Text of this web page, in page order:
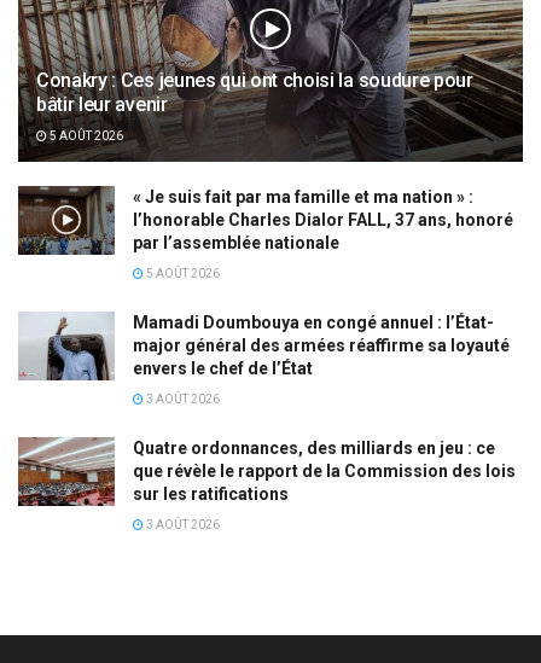
Conakry : Ces jeunes qui ont choisi la soudure pour
bâtir leur avenir
5 AOÛT 2026
« Je suis fait par ma famille et ma nation » :
l’honorable Charles Dialor FALL, 37 ans, honoré
par l’assemblée nationale
5 AOÛT 2026
Mamadi Doumbouya en congé annuel : l’État-
major général des armées réaffirme sa loyauté
envers le chef de l’État
3 AOÛT 2026
Quatre ordonnances, des milliards en jeu : ce
que révèle le rapport de la Commission des lois
sur les ratifications
3 AOÛT 2026